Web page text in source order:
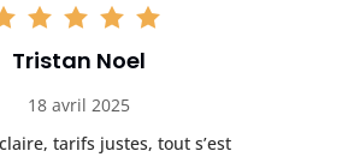
Tristan Noel
18 avril 2025
tarifs justes, tout s’est